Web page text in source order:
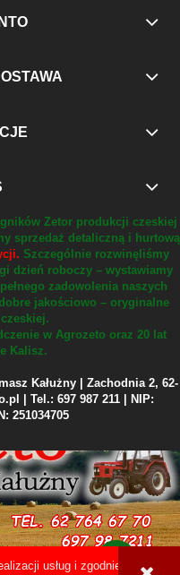
usług i zgodnie z
Zetor produkcji czeskiej
sprzedaż detaliczną i hurtową
Szczególnie rozwinęliśmy
dzień roboczy – wystawiamy
zadowolenia naszych
jakościowo – oryginalne
w Agrozeto oraz 20 lat
Kalisz.
Kałużny | Zachodnia 2, 62-
| Tel.: 697 987 211 | NIP:
251034705